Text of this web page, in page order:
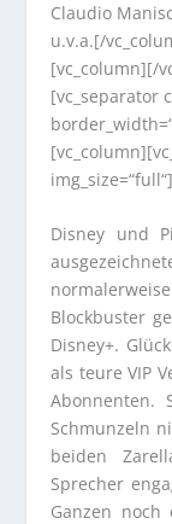
Claudio
u.v.a.[/
[vc_column][/
[vc_separator
Disney und
Blockbuster
Disney+.
als teure VIP
Abonnenten.
Schmunzeln
beiden
Sprecher
Ganzen